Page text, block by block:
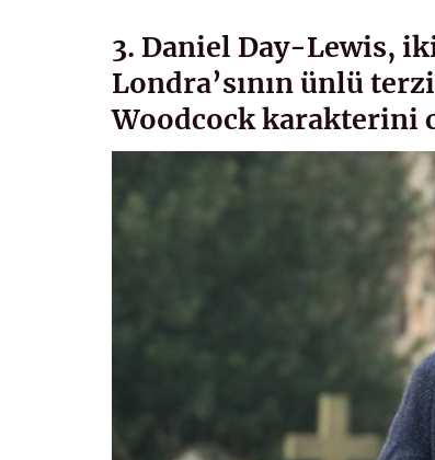
3. Daniel Day-Lewis,
Londra’sının ünlü
Woodcock karakterini